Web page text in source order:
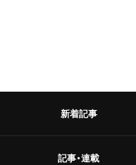
新着記事
記事・連載